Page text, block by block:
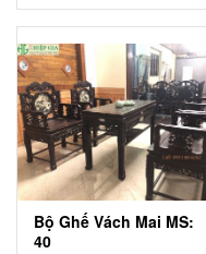
Bộ Ghế Vách Mai MS:
40